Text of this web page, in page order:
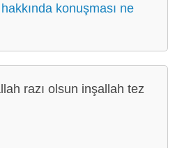
konuşması ne
razı olsun inşallah tez